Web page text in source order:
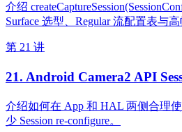
介绍
Surface 选型、Regular 流配置表与
第 21 讲
21. Android Camera2 API
介绍如何在 App 和 HAL 两侧合理使
少 Session re-configure。